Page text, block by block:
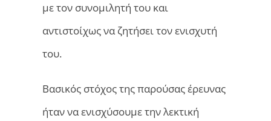
με τον συνομιλητή του και
αντιστοίχως να ζητήσει τον ενισχυτή
του.
Βασικός στόχος της παρούσας έρευνας
ήταν να ενισχύσουμε την λεκτική